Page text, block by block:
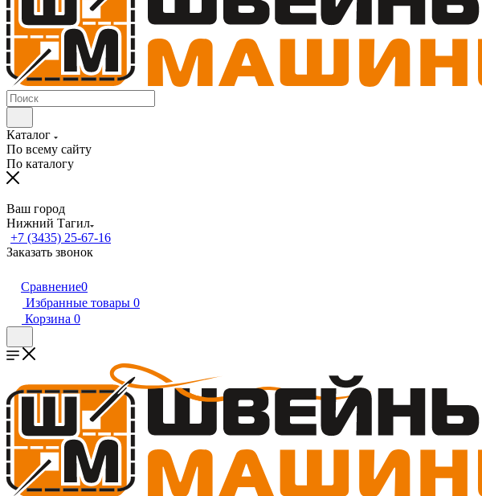
Каталог
По всему сайту
По каталогу
Ваш город
Нижний Тагил
+7 (3435) 25-67-16
Заказать звонок
Сравнение0
Избранные товары 0
Корзина 0